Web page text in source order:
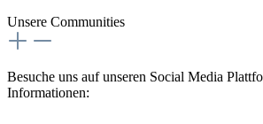
Unsere Communities
Besuche uns auf unseren Social Media
Informationen: